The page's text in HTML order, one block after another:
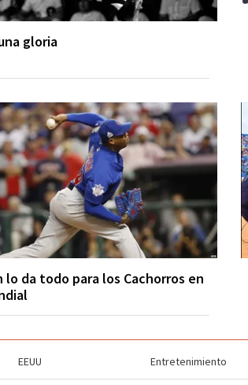
gloria
lo da todo para los Cachorros en
EEUU Entretenimiento